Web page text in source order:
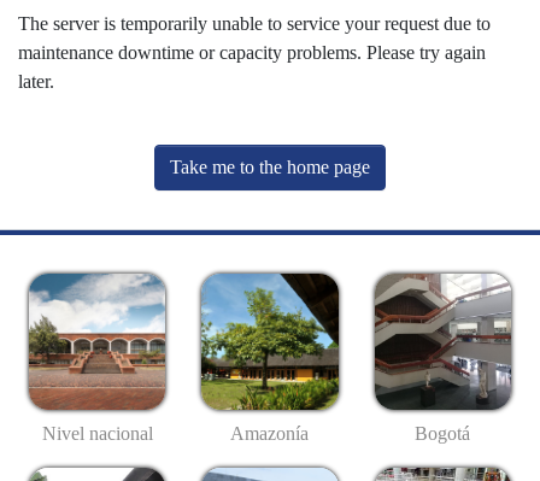
The server is temporarily unable to service your request due to
maintenance downtime or capacity problems. Please try again
later.
Take me to the home page
Nivel nacional Amazonía Bogotá